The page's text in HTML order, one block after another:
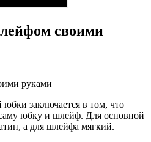
своими
руками
юбки заключается в том, что
юбку и шлейф. Для основной
а для шлейфа мягкий.